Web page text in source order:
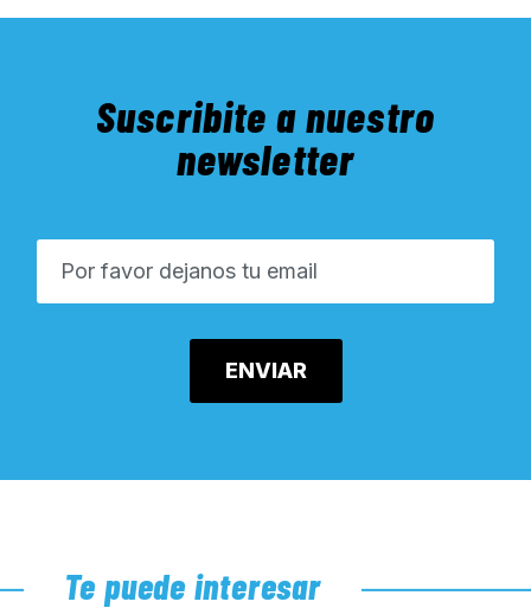
Suscribite a nuestro
newsletter
Te puede interesar